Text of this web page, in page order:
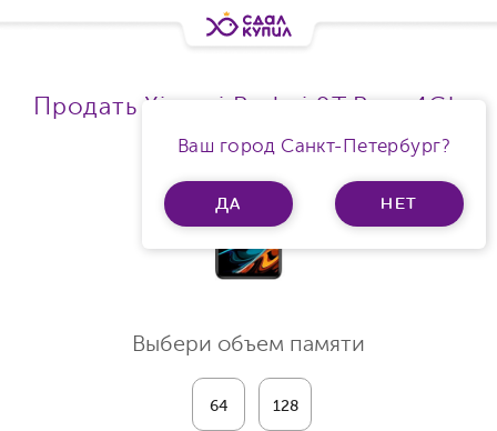
Ваш город Санкт-Петербург?
ДА НЕТ
Продать Xiaomi Redmi 9T Ram 4Gb
Выбери объем памяти
64 128